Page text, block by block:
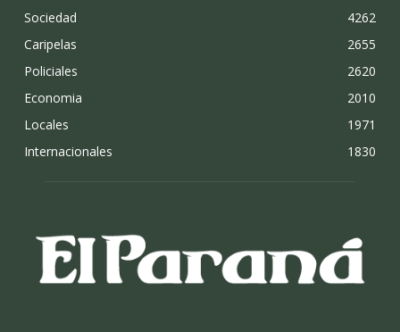
Sociedad
4262
Caripelas
2655
Policiales
2620
Economia
2010
Locales
1971
Internacionales
1830